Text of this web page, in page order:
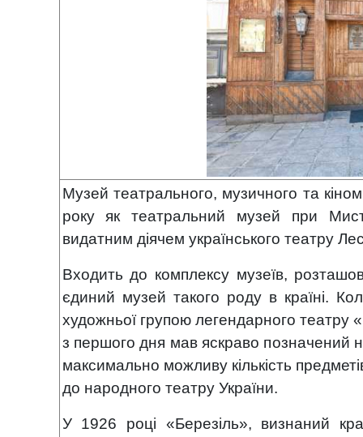
Музей театрального, музичного та
року як театральний музей при
видатним діячем українського театру
Входить до комплексу музеїв,
єдиний музей такого роду в країні.
художньої групою легендарного театру
з першого дня мав яскраво позначений
максимально можливу кількість
до народного театру України.
У 1926 році «Березіль», визнаний